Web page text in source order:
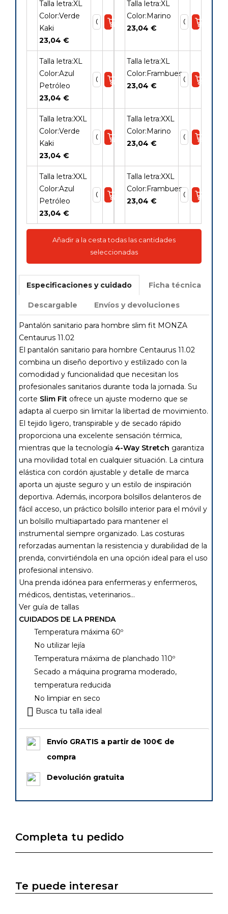
Talla letra:XL
Color:Verde
Kaki
23,04 €
Talla letra:XL
Color:Marino
23,04 €
Talla letra:XL
Color:Azul
Petróleo
23,04 €
Talla letra:XL
Color:Frambuesa
23,04 €
Talla letra:XXL
Color:Verde
Kaki
23,04 €
Talla letra:XXL
Color:Marino
23,04 €
Talla letra:XXL
Color:Azul
Petróleo
23,04 €
Talla letra:XXL
Color:Frambuesa
23,04 €
Añadir a la cesta todas las cantidades
seleccionadas
Especificaciones y cuidado Ficha técnica
Descargable Envíos y devoluciones
Pantalón sanitario para hombre slim fit MONZA
Centaurus 11.02
El pantalón sanitario para hombre Centaurus 11.02
combina un diseño deportivo y estilizado con la
comodidad y funcionalidad que necesitan los
profesionales sanitarios durante toda la jornada. Su
corte Slim Fit ofrece un ajuste moderno que se
adapta al cuerpo sin limitar la libertad de movimiento.
El tejido ligero, transpirable y de secado rápido
proporciona una excelente sensación térmica,
mientras que la tecnología 4-Way Stretch garantiza
una movilidad total en cualquier situación. La cintura
elástica con cordón ajustable y detalle de marca
aporta un ajuste seguro y un estilo de inspiración
deportiva. Además, incorpora bolsillos delanteros de
fácil acceso, un práctico bolsillo interior para el móvil y
un bolsillo multiapartado para mantener el
instrumental siempre organizado. Las costuras
reforzadas aumentan la resistencia y durabilidad de la
prenda, convirtiéndola en una opción ideal para el uso
profesional intensivo.
Una prenda idónea para enfermeras y enfermeros,
médicos, dentistas, veterinarios...
Ver guía de tallas
CUIDADOS DE LA PRENDA
Temperatura máxima 60º
No utilizar lejía
Temperatura máxima de planchado 110º
Secado a máquina programa moderado,
temperatura reducida
No limpiar en seco
Busca tu talla ideal
Envío GRATIS a partir de 100€ de
compra
Devolución gratuita
Completa tu pedido
Te puede interesar